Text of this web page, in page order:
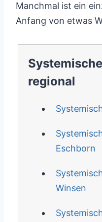
Manchmal ist ein
Anfang von etwas
regional
Eschborn
Winsen